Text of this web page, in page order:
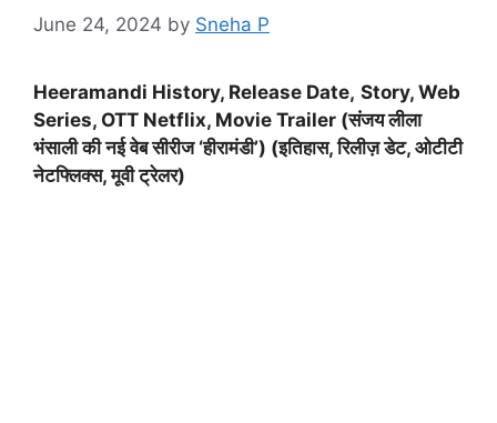
June 24, 2024 by Sneha P
Heeramandi History, Release Date, Story, Web
Series, OTT Netflix, Movie Trailer (संजय लीला
भंसाली की नई वेब सीरीज ‘हीरामंडी’) (इतिहास, रिलीज़ डेट, ओटीटी
नेटफ्लिक्स, मूवी ट्रेलर)